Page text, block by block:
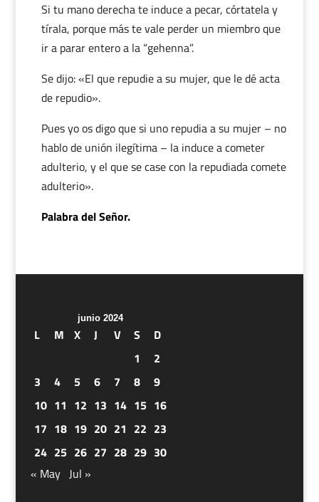
Si tu mano derecha te induce a pecar, córtatela y
tírala, porque más te vale perder un miembro que
ir a parar entero a la “gehenna”.
Se dijo: «El que repudie a su mujer, que le dé acta
de repudio».
Pues yo os digo que si uno repudia a su mujer – no
hablo de unión ilegítima – la induce a cometer
adulterio, y el que se case con la repudiada comete
adulterio».
Palabra del Señor.
junio 2024
L M X J V S
D
1
2
3
4 5 6 7 8
9
10 11 12 13 14 15 16
17 18 19 20 21 22 23
24 25 26 27 28 29 30
« May Jul »